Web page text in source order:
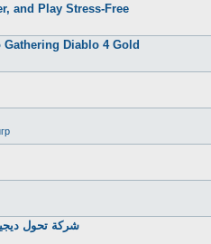
and Play Stress-Free
Gathering Diablo 4 Gold
شركة تحول